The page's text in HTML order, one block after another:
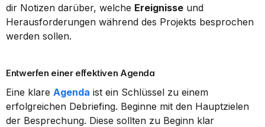
dir Notizen darüber, welche Ereignisse und
Herausforderungen während des Projekts besprochen
werden sollen.
Entwerfen einer effektiven Agenda
Eine klare Agenda ist ein Schlüssel zu einem
erfolgreichen Debriefing. Beginne mit den Hauptzielen
der Besprechung. Diese sollten zu Beginn klar